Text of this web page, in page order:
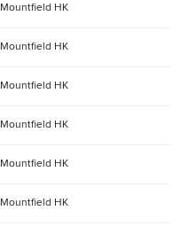
Mountfield HK
Mountfield HK
Mountfield HK
Mountfield HK
Mountfield HK
Mountfield HK